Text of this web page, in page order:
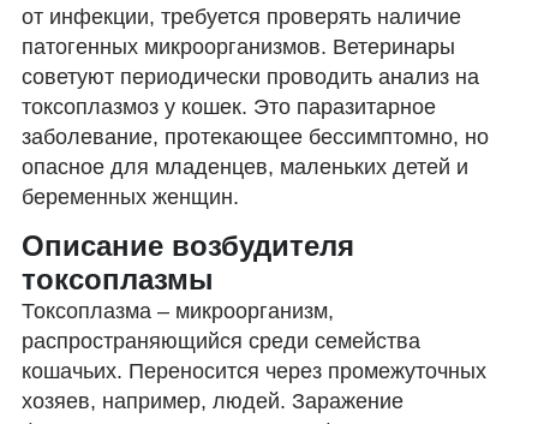
от инфекции, требуется проверять наличие
патогенных микроорганизмов. Ветеринары
советуют периодически проводить анализ на
токсоплазмоз у кошек. Это паразитарное
заболевание, протекающее бессимптомно, но
опасное для младенцев, маленьких детей и
беременных женщин.
Описание возбудителя
токсоплазмы
Токсоплазма – микроорганизм,
распространяющийся среди семейства
кошачьих. Переносится через промежуточных
хозяев, например, людей. Заражение